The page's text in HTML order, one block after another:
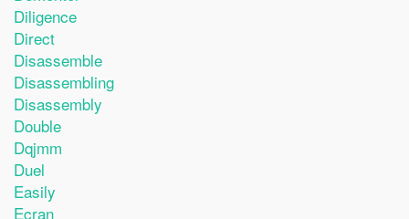
Diligence
Direct
Disassemble
Disassembling
Disassembly
Double
Dqjmm
Duel
Easily
Ecran